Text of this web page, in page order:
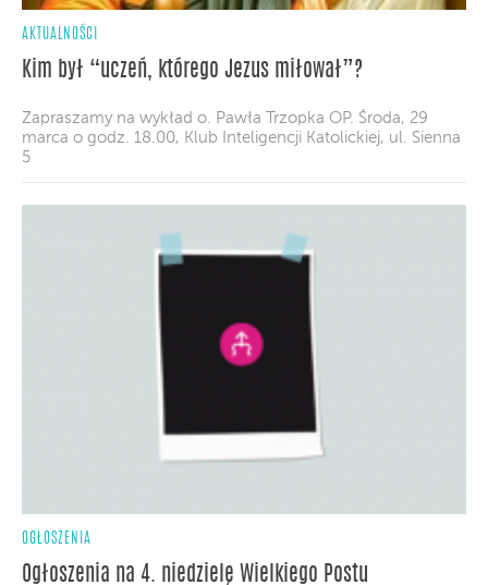
AKTUALNOŚCI
Kim był “uczeń, którego Jezus miłował”?
Zapraszamy na wykład o. Pawła Trzopka OP. Środa, 29
marca o godz. 18.00, Klub Inteligencji Katolickiej, ul. Sienna
5
OGŁOSZENIA
Ogłoszenia na 4. niedzielę Wielkiego Postu